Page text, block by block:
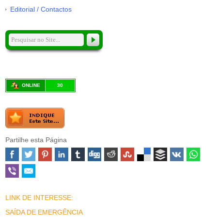
Editorial / Contactos
ONLINE 30
Partilhe esta Página
LINK DE INTERESSE:
SAÍDA DE EMERGÊNCIA